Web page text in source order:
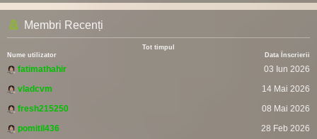
Membri Recenți
Tot timpul
Nume utilizator
Data Înscrierii
fatimathahir
03 Iun 2026
vladcvm
14 Mai 2026
fresh215250
08 Mai 2026
pomitil436
28 Feb 2026